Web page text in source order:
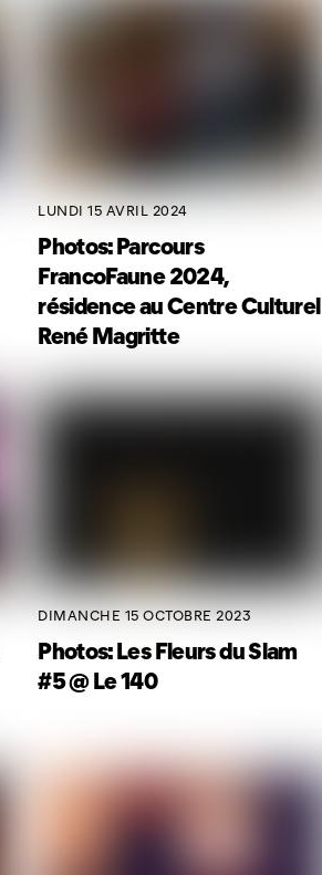
LUNDI 15 AVRIL 2024
Photos: Parcours
FrancoFaune 2024,
résidence au Centre Culturel
René Magritte
DIMANCHE 15 OCTOBRE 2023
Photos: Les Fleurs du Slam
#5 @ Le 140